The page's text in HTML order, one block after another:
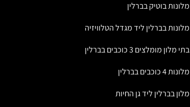
מלונות בוטיק בברלין
מלונות בברלין ליד מגדל הטלוויזיה
בתי מלון מומלצים 3 כוכבים בברלין
מלונות 4 כוכבים בברלין
מלון בברלין ליד גן החיות